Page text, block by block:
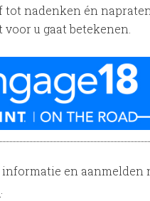
tot nadenken én
u gaat betekenen.
informatie en aanmelden
.